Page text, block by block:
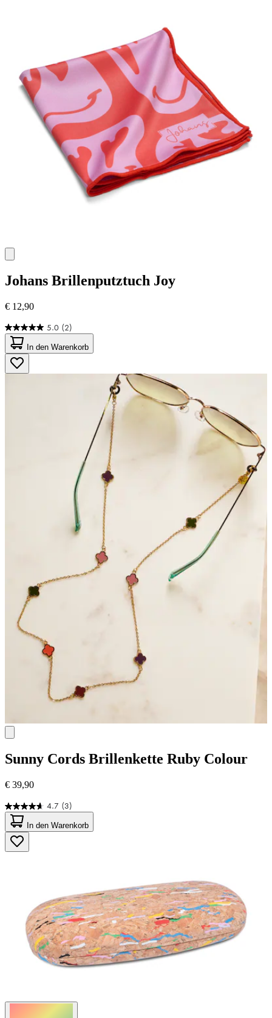
Johans Brillenputztuch Joy
€ 12,90
5.0 (2)
5.0
von
5
Sternen.
2
In den Warenkorb
Sunny Cords Brillenkette Ruby Colour
€ 39,90
4.7 (3)
4.7
von
5
Sternen.
3
In den Warenkorb